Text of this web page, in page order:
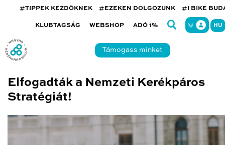
#TIPPEK KEZDŐKNEK #EZEKEN DOLGOZUNK #I BIKE
KLUBTAGSÁG WEBSHOP ADÓ 1% HU
Támogass minket
Elfogadták a Nemzeti Kerékpáros
Stratégiát!